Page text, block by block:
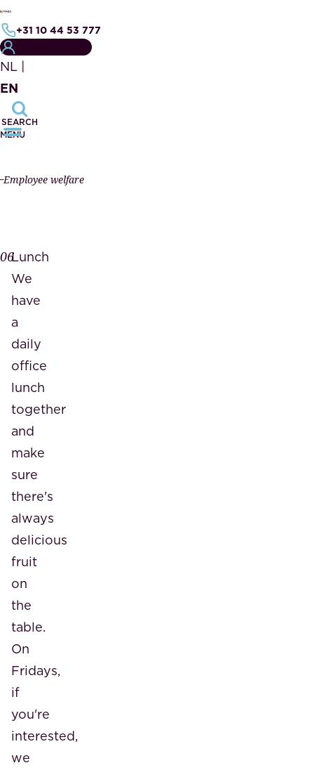
+31 10 44 53 777
NL |
EN
SEARCH
MENU
Employee welfare
06Lunch
We
have
a
daily
office
lunch
together
and
make
sure
there's
always
delicious
fruit
on
the
table.
On
Fridays,
if
you're
interested,
we